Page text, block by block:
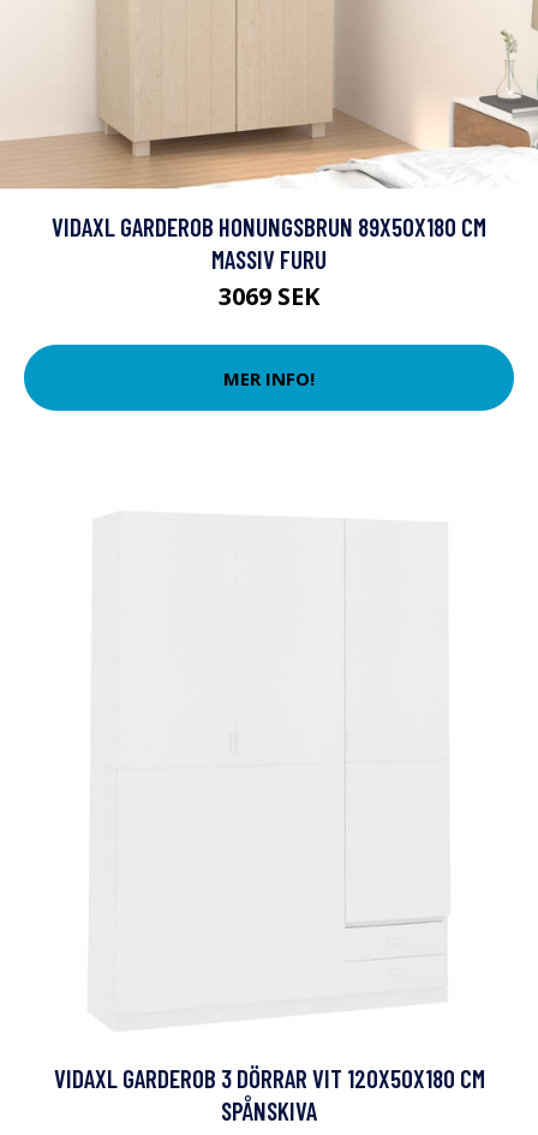
VIDAXL GARDEROB HONUNGSBRUN 89X50X180 CM
MASSIV FURU
3069 SEK
MER INFO!
VIDAXL GARDEROB 3 DÖRRAR VIT 120X50X180 CM
SPÅNSKIVA